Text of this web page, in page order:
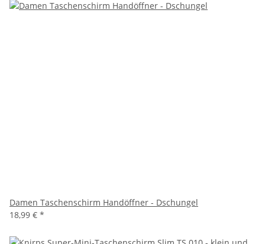
Damen Taschenschirm Handöffner - Dschungel
18,99 € *